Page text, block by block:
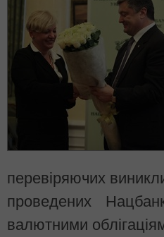
перевіряючих
проведених
валютними